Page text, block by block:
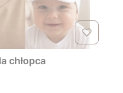
chłopca